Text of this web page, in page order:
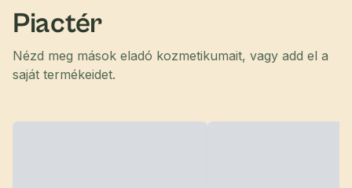
Piactér
Nézd meg mások eladó kozmetikumait, vagy add el a
saját termékeidet.